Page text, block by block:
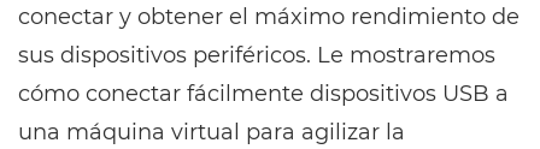
conectar y obtener el máximo rendimiento de
sus dispositivos periféricos. Le mostraremos
cómo conectar fácilmente dispositivos USB a
una máquina virtual para agilizar la